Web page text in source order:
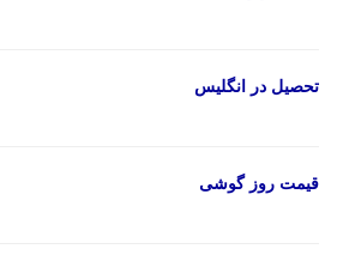
تحصیل در انگلیس
قیمت روز گوشی